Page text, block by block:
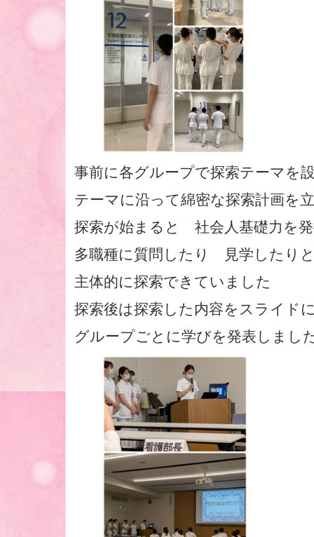
事前に各グループで探索テーマ
テーマに沿って綿密な探索計画を
探索が始まると 社会人基礎力を
多職種に質問したり 見学したり
主体的に探索できていました
探索後は探索した内容をスライド
グループごとに学びを発表しまし